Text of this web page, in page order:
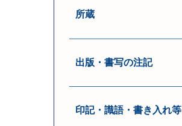
所蔵
出版・書写の注記
印記・識語・書き入れ等